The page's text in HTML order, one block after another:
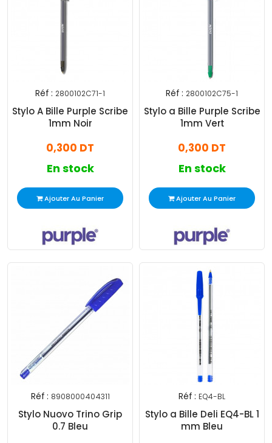
Réf : 2800102C71-1
Stylo A Bille Purple Scribe
1mm Noir
0,300 DT
En stock
Ajouter Au Panier
Réf : 2800102C75-1
Stylo a Bille Purple Scribe
1mm Vert
0,300 DT
En stock
Ajouter Au Panier
Réf : 8908000404311
Stylo Nuovo Trino Grip
0.7 Bleu
Réf : EQ4-BL
Stylo a Bille Deli EQ4-BL 1
mm Bleu